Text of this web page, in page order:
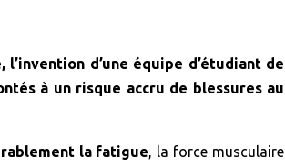
d’une équipe d’étudiant de
à un risque accru de blessures au
la fatigue, la force musculaire